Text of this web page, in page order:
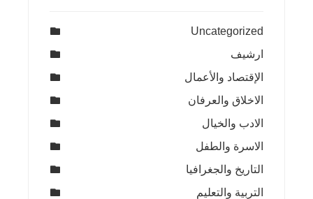
Uncategorized
ارشيف
الإقتصاد والأعمال
الاخلاق والعرفان
الادب والخيال
الاسرة والطفل
التاريخ والجغرافيا
التربية والتعليم